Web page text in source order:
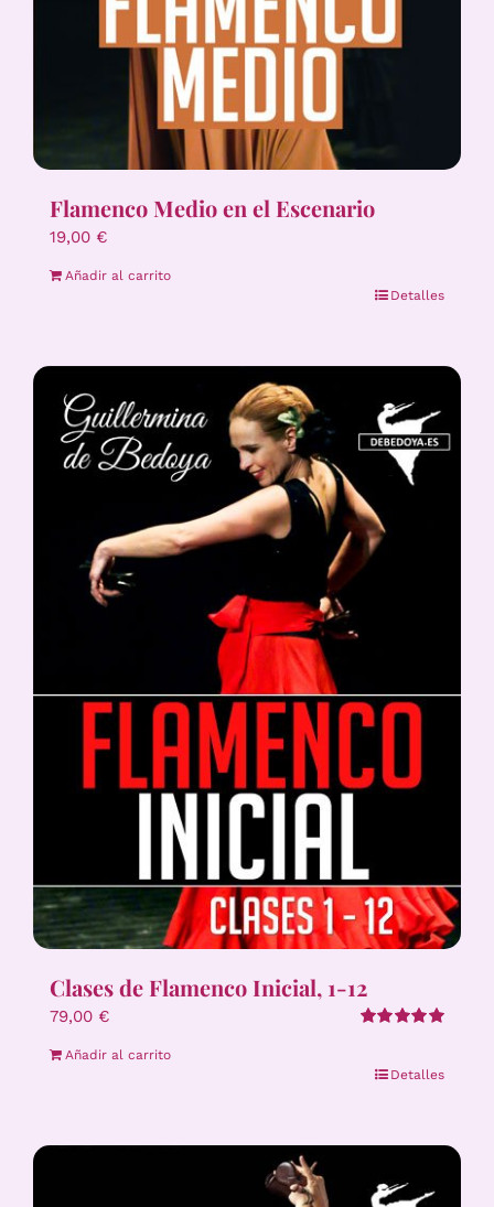
Flamenco Medio en el Escenario
19,00 €
Añadir al carrito
Detalles
Clases de Flamenco Inicial, 1-12
79,00 €
Añadir al carrito
Detalles